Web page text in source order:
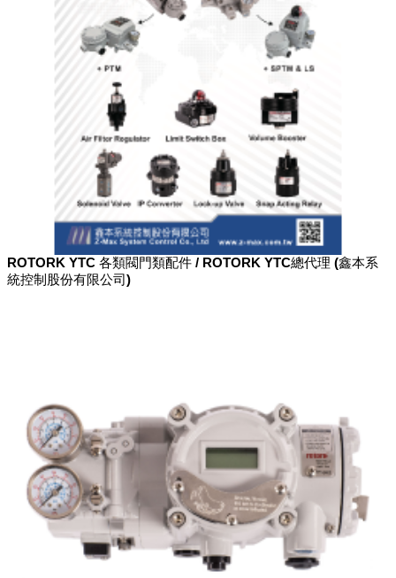
ROTORK YTC 各類閥門類配件 / ROTORK YTC總代理 (鑫本系
統控制股份有限公司)